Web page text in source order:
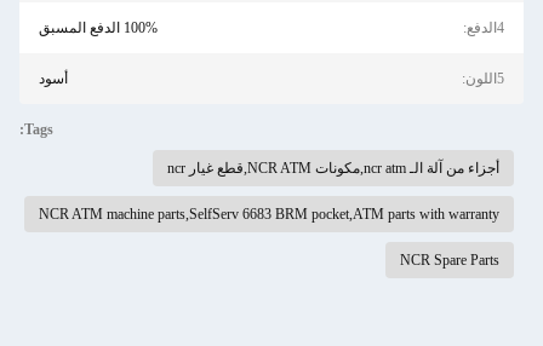
4الدفع: 100% الدفع المسبق
5اللون: أسود
Tags:
أجزاء من آلة الـ ncr atm,مكونات NCR ATM,قطع غيار ncr
NCR ATM machine parts,SelfServ 6683 BRM pocket,ATM parts with warranty
NCR Spare Parts